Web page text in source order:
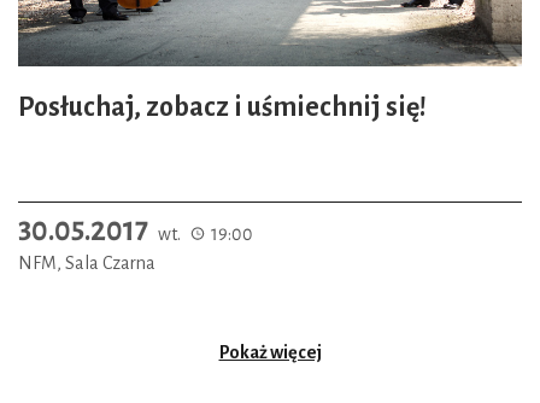
Posłuchaj, zobacz i uśmiechnij się!
30.05.2017 wt.
19:00
NFM, Sala Czarna
Pokaż więcej